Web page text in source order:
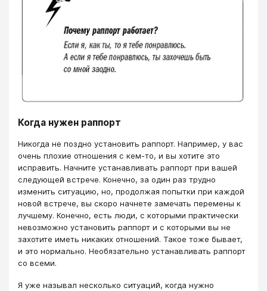
Когда нужен раппорт
Никогда не поздно установить раппорт. Например, у вас
очень плохие отношения с кем-то, и вы хотите это
исправить. Начните устанавливать раппорт при вашей
следующей встрече. Конечно, за один раз трудно
изменить ситуацию, но, продолжая попытки при каждой
новой встрече, вы скоро начнете замечать перемены к
лучшему. Конечно, есть люди, с которыми практически
невозможно установить раппорт и с которыми вы не
захотите иметь никаких отношений. Такое тоже бывает,
и это нормально. Необязательно устанавливать раппорт
со всеми.
Я уже называл несколько ситуаций, когда нужно